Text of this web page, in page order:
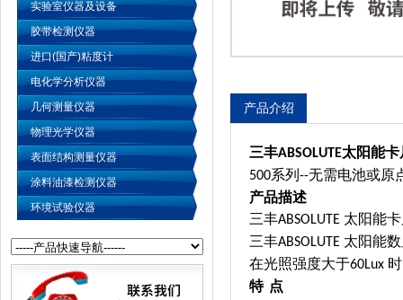
实验室仪器及设备
胶带检测仪器
进口(国产)粘度计
电化学分析仪器
几何测量仪器
物理光学仪器
表面结构测量仪器
涂料油漆检测仪器
环境试验仪器
产品介绍
三丰ABSOLUTE太阳能卡
500系列 --无需电池或原
产品描述
三丰ABSOLUTE 太阳能
三丰ABSOLUTE 太阳能
在光照强度大于60Lux
特 点